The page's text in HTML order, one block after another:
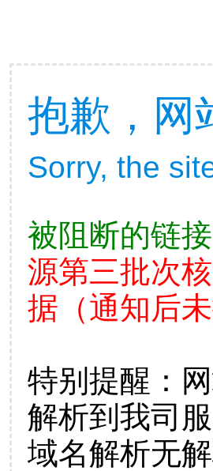
抱歉，网
Sorry, the
被阻断的链接
源第三批次
据（通知后
特别提醒：
解析到我司
域名解析无